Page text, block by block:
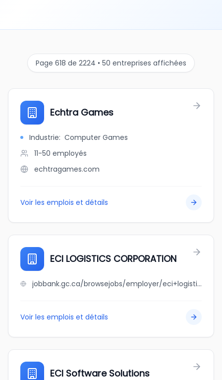
Page 618 de 2224 • 50 entreprises affichées
Echtra Games
Industrie: Computer Games
11-50 employés
echtragames.com
Voir les emplois et détails
ECI LOGISTICS CORPORATION
jobbank.gc.ca/browsejobs/employer/eci+logistics+corporation/ca
Voir les emplois et détails
ECI Software Solutions